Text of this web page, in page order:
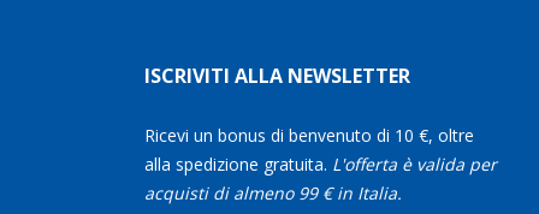
ISCRIVITI ALLA NEWSLETTER
Ricevi un bonus di benvenuto di 10 €, oltre
alla spedizione gratuita. L'offerta è valida per
acquisti di almeno 99 € in Italia.